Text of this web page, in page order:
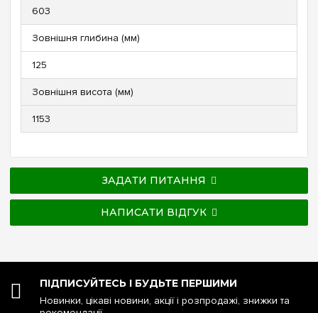
603
Зовнішня глибина (мм)
125
Зовнішня висота (мм)
1153
ЗАДАТИ ПИТАННЯ
НАПИСАТИ ВІДГУК
ПІДПИСУЙТЕСЬ І БУДЬТЕ ПЕРШИМИ
Новинки, цікаві новини, акції і розпродажі, знижки та